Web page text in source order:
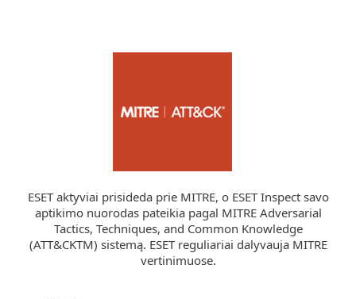
ESET aktyviai prisideda prie MITRE, o ESET Inspect savo
aptikimo nuorodas pateikia pagal MITRE Adversarial
Tactics, Techniques, and Common Knowledge
(ATT&CKTM) sistemą. ESET reguliariai dalyvauja MITRE
vertinimuose.